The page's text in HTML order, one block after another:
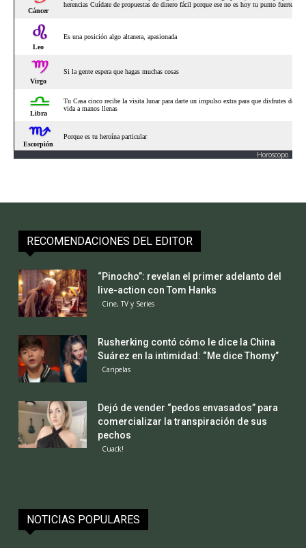
Horoscopo
RECOMENDACIONES DEL EDITOR
“Pinocho”: revelan el primer adelanto del
live-action con Tom Hanks
Cine, TV y Series
Rusherking contó cómo le dice la China
Suárez en la intimidad: “Me dice Thomy”
Caripelas
Dejó de vender “pedos envasados” para
comercializar la transpiración de sus
pechos
Cuack!
NOTICIAS POPULARES